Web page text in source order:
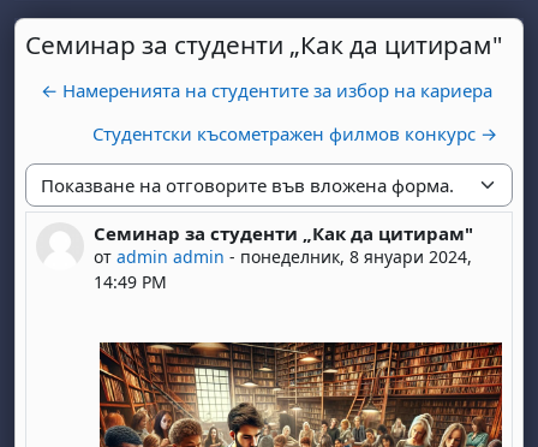
Семинар за студенти „Как да цитирам"
← Намеренията на студентите за избор на кариера
Студентски късометражен филмов конкурс →
Начин на показване
Семинар за студенти „Как да цитирам"
отadmin admin - понеделник, 8 януари 2024,
14:49 PM
Number of replies: 0